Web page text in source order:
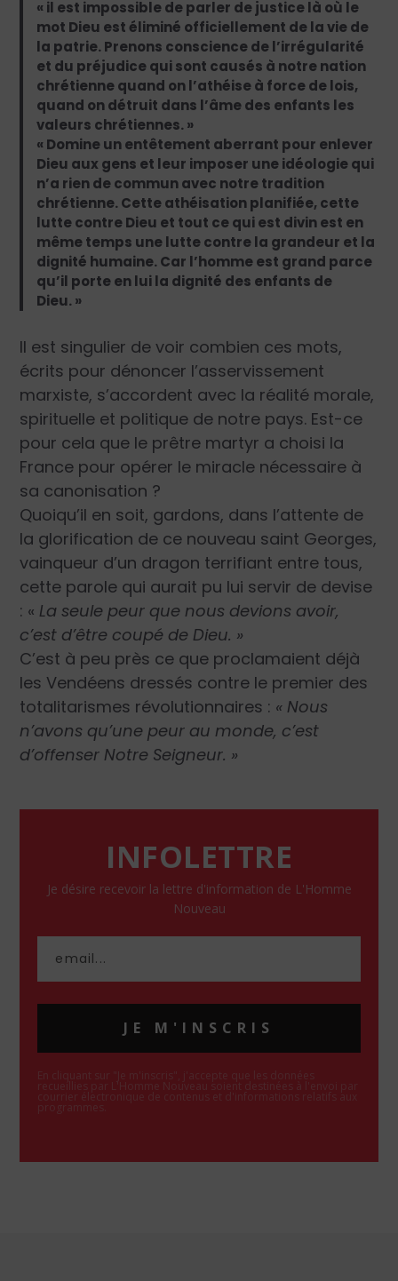
« il est impossible de parler de justice là où le
mot Dieu est éliminé officiellement de la vie de
la patrie. Prenons conscience de l’irrégularité
et du préjudice qui sont causés à notre nation
chrétienne quand on l’athéise à force de lois,
quand on détruit dans l’âme des enfants les
valeurs chrétiennes. »
« Domine un entêtement aberrant pour enlever
Dieu aux gens et leur imposer une idéologie qui
n’a rien de commun avec notre tradition
chrétienne. Cette athéisation planifiée, cette
lutte contre Dieu et tout ce qui est divin est en
même temps une lutte contre la grandeur et la
dignité humaine. Car l’homme est grand parce
qu’il porte en lui la dignité des enfants de
Dieu. »
Il est singulier de voir combien ces mots,
écrits pour dénoncer l’asservissement
marxiste, s’accordent avec la réalité morale,
spirituelle et politique de notre pays. Est-ce
pour cela que le prêtre martyr a choisi la
France pour opérer le miracle nécessaire à
sa canonisation ?
Quoiqu’il en soit, gardons, dans l’attente de
la glorification de ce nouveau saint Georges,
vainqueur d’un dragon terrifiant entre tous,
cette parole qui aurait pu lui servir de devise
: « La seule peur que nous devions avoir,
c’est d’être coupé de Dieu. »
C’est à peu près ce que proclamaient déjà
les Vendéens dressés contre le premier des
totalitarismes révolutionnaires : « Nous
n’avons qu’une peur au monde, c’est
d’offenser Notre Seigneur. »
INFOLETTRE
Je désire recevoir la lettre d'information de L'Homme
Nouveau
JE M'INSCRIS
En cliquant sur "Je m'inscris", j'accepte que les données
recueillies par L'Homme Nouveau soient destinées à l'envoi par
courrier électronique de contenus et d'informations relatifs aux
programmes.